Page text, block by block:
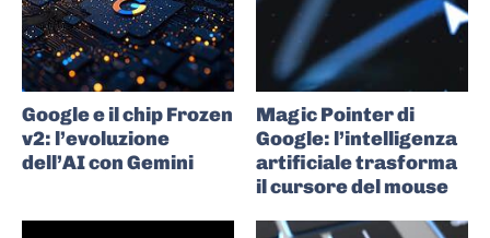
Google e il chip Frozen
v2: l’evoluzione
dell’AI con Gemini
Magic Pointer di
Google: l’intelligenza
artificiale trasforma
il cursore del mouse